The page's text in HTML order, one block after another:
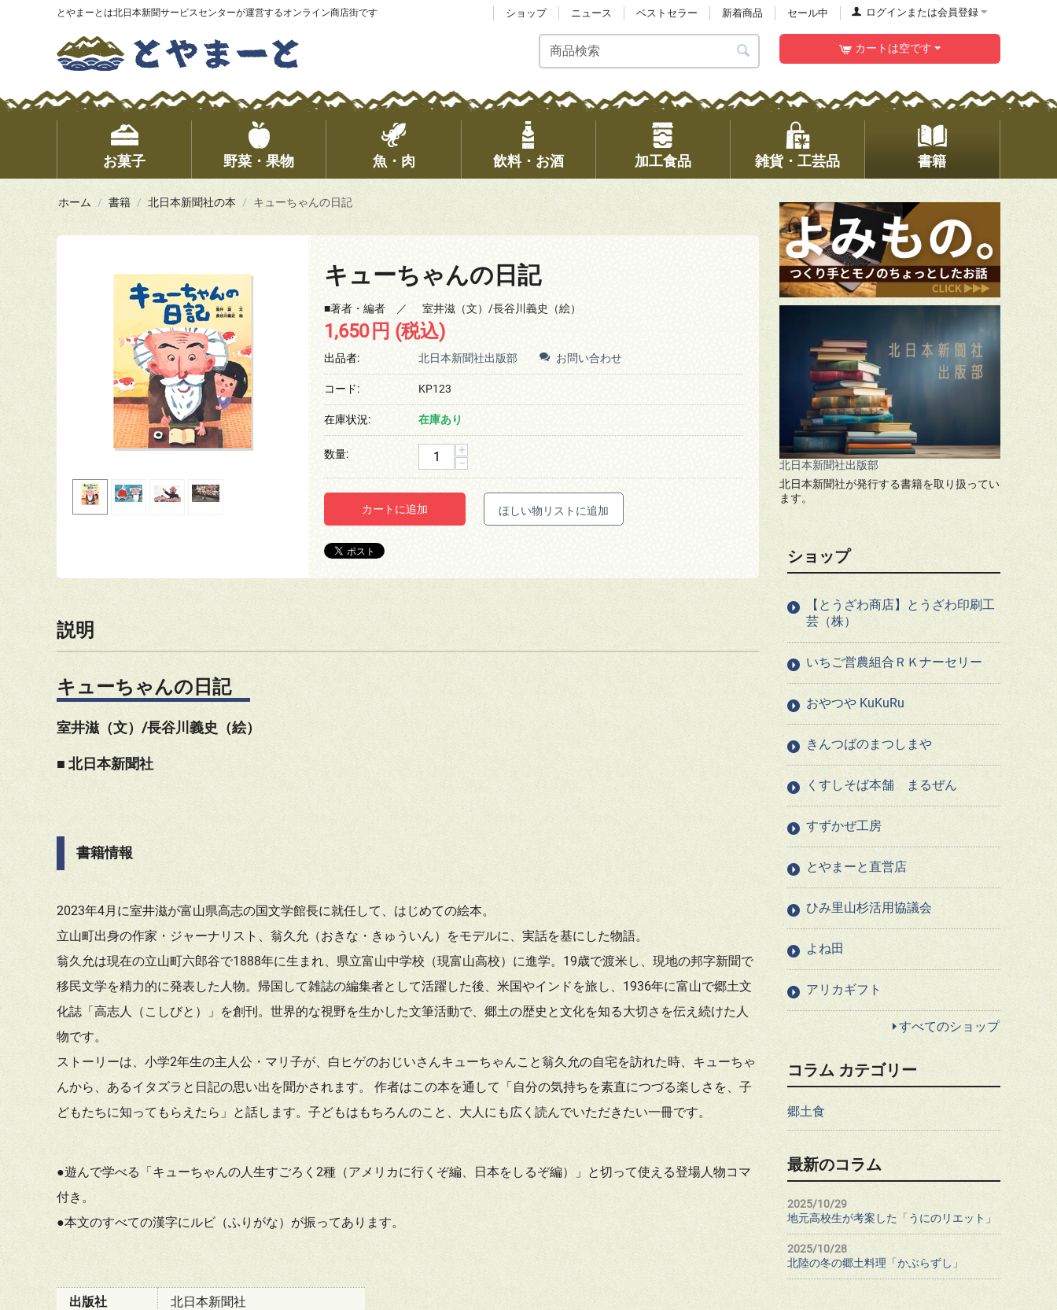
とやまーとは北日本新聞サービスセンターが運営するオンライン商店街です ログインまたは会員登録
ショップ ニュース ベストセラー 新着商品 セール中
カートは空です
お菓子 野菜・果物 魚・肉 飲料・お酒 加工食品 雑貨・工芸品 書籍
ホーム / 書籍 / 北日本新聞社の本 / キューちゃんの日記
キューちゃんの日記
■著者・編者 ／ 室井滋（文）/長谷川義史（絵）
1,650 円 (税込)
出品者: 北日本新聞社出版部 お問い合わせ
コード: KP123
在庫状況: 在庫あり
数量:
+
−
カートに追加
説明
キューちゃんの日記
室井滋（文）/長谷川義史（絵）
■ 北日本新聞社
書籍情報
2023年4月に室井滋が富山県高志の国文学館長に就任して、はじめての絵本。
立山町出身の作家・ジャーナリスト、翁久允（おきな・きゅういん）をモデルに、実話を基にした物語。
翁久允は現在の立山町六郎谷で1888年に生まれ、県立富山中学校（現富山高校）に進学。19歳で渡米し、現地の邦字新聞で
移民文学を精力的に発表した人物。帰国して雑誌の編集者として活躍した後、米国やインドを旅し、1936年に富山で郷土文
化誌「高志人（こしびと）」を創刊。世界的な視野を生かした文筆活動で、郷土の歴史と文化を知る大切さを伝え続けた人
物です。
ストーリーは、小学2年生の主人公・マリ子が、白ヒゲのおじいさんキューちゃんこと翁久允の自宅を訪れた時、キューちゃ
んから、あるイタズラと日記の思い出を聞かされます。 作者はこの本を通して「自分の気持ちを素直につづる楽しさを、子
どもたちに知ってもらえたら」と話します。子どもはもちろんのこと、大人にも広く読んでいただきたい一冊です。
●遊んで学べる「キューちゃんの人生すごろく2種（アメリカに行くぞ編、日本をしるぞ編）」と切って使える登場人物コマ
付き。
●本文のすべての漢字にルビ（ふりがな）が振ってあります。
出版社
北日本新聞社
北日本新聞社出版部
北日本新聞社が発行する書籍を取り扱ってい
ます。
ショップ
【とうざわ商店】とうざわ印刷工
芸（株）
いちご営農組合ＲＫナーセリー
おやつや KuKuRu
きんつばのまつしまや
くすしそば本舗 まるぜん
すずかぜ工房
とやまーと直営店
ひみ里山杉活用協議会
よね田
アリカギフト
すべてのショップ
コラム カテゴリー
郷土食
最新のコラム
2025/10/29
地元高校生が考案した「うにのリエット」
2025/10/28
北陸の冬の郷土料理「かぶらずし」